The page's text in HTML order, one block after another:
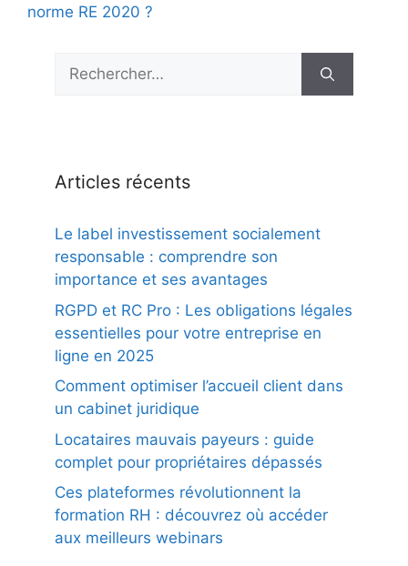
norme RE 2020 ?
Rechercher :
Articles récents
Le label investissement socialement
responsable : comprendre son
importance et ses avantages
RGPD et RC Pro : Les obligations légales
essentielles pour votre entreprise en
ligne en 2025
Comment optimiser l’accueil client dans
un cabinet juridique
Locataires mauvais payeurs : guide
complet pour propriétaires dépassés
Ces plateformes révolutionnent la
formation RH : découvrez où accéder
aux meilleurs webinars